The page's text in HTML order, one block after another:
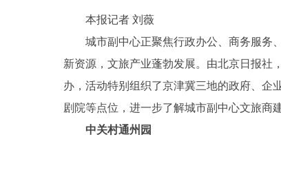
本报记者 刘薇
城市副中心正聚焦行政办公、商务服务
新资源，文旅产业蓬勃发展。由北京日报社
办，活动特别组织了京津冀三地的政府、企
剧院等点位，进一步了解城市副中心文旅商
中关村通州园